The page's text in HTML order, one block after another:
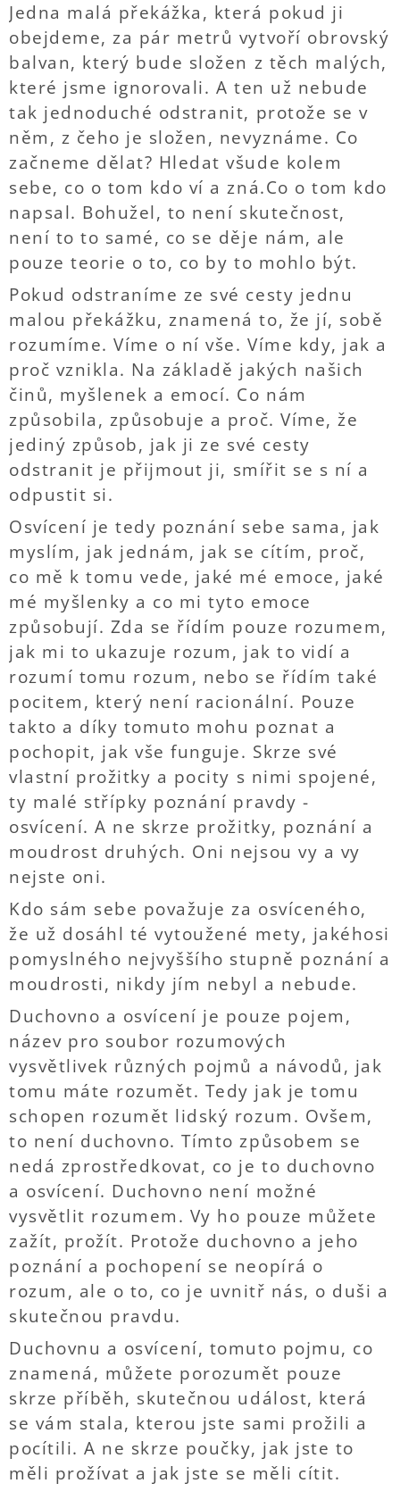
Jedna malá překážka, která pokud ji
obejdeme, za pár metrů vytvoří obrovský
balvan, který bude složen z těch malých,
které jsme ignorovali. A ten už nebude
tak jednoduché odstranit, protože se v
něm, z čeho je složen, nevyznáme. Co
začneme dělat? Hledat všude kolem
sebe, co o tom kdo ví a zná.Co o tom kdo
napsal. Bohužel, to není skutečnost,
není to to samé, co se děje nám, ale
pouze teorie o to, co by to mohlo být.
Pokud odstraníme ze své cesty jednu
malou překážku, znamená to, že jí, sobě
rozumíme. Víme o ní vše. Víme kdy, jak a
proč vznikla. Na základě jakých našich
činů, myšlenek a emocí. Co nám
způsobila, způsobuje a proč. Víme, že
jediný způsob, jak ji ze své cesty
odstranit je přijmout ji, smířit se s ní a
odpustit si.
Osvícení je tedy poznání sebe sama, jak
myslím, jak jednám, jak se cítím, proč,
co mě k tomu vede, jaké mé emoce, jaké
mé myšlenky a co mi tyto emoce
způsobují. Zda se řídím pouze rozumem,
jak mi to ukazuje rozum, jak to vidí a
rozumí tomu rozum, nebo se řídím také
pocitem, který není racionální. Pouze
takto a díky tomuto mohu poznat a
pochopit, jak vše funguje. Skrze své
vlastní prožitky a pocity s nimi spojené,
ty malé střípky poznání pravdy -
osvícení. A ne skrze prožitky, poznání a
moudrost druhých. Oni nejsou vy a vy
nejste oni.
Kdo sám sebe považuje za osvíceného,
že už dosáhl té vytoužené mety, jakéhosi
pomyslného nejvyššího stupně poznání a
moudrosti, nikdy jím nebyl a nebude.
Duchovno a osvícení je pouze pojem,
název pro soubor rozumových
vysvětlivek různých pojmů a návodů, jak
tomu máte rozumět. Tedy jak je tomu
schopen rozumět lidský rozum. Ovšem,
to není duchovno. Tímto způsobem se
nedá zprostředkovat, co je to duchovno
a osvícení. Duchovno není možné
vysvětlit rozumem. Vy ho pouze můžete
zažít, prožít. Protože duchovno a jeho
poznání a pochopení se neopírá o
rozum, ale o to, co je uvnitř nás, o duši a
skutečnou pravdu.
Duchovnu a osvícení, tomuto pojmu, co
znamená, můžete porozumět pouze
skrze příběh, skutečnou událost, která
se vám stala, kterou jste sami prožili a
pocítili. A ne skrze poučky, jak jste to
měli prožívat a jak jste se měli cítit.